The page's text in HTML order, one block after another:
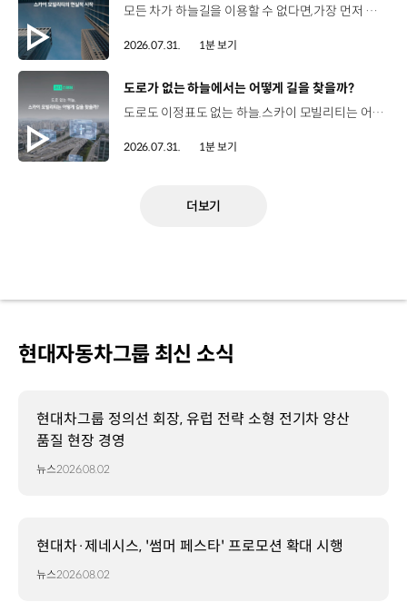
모든 차가 하늘길을 이용할 수 없다면,가장 먼저 하늘을 달리게 될 모빌리티는 무엇일까요? 현대진행형 팟캐스트 EP.20에서 확인하세요.📻 #현대자동차그룹 #현대진행형 #모빌리티팟캐스트 #하늘길 #스카이모빌리티 #우주 #우주항공 #자율주행 #모빌리티
2026.07.31. 1분 보기
[동영상]
도로가 없는 하늘에서는 어떻게 길을 찾을까?
도로도 이정표도 없는 하늘.스카이 모빌리티는 어떻게 목적지까지 이동할 수 있을까요? 현대진행형 팟캐스트 EP.20에서 확인하세요.📻 #현대자동차그룹 #현대진행형 #모빌리티팟캐스트 #하늘길 #스카이모빌리티 #우주 #우주항공 #자율주행 #모빌리티
2026.07.31. 1분 보기
더보기
현대자동차그룹 최신 소식
현대차그룹 정의선 회장, 유럽 전략 소형 전기차 양산
품질 현장 경영
뉴스2026.08.02
현대차·제네시스, '썸머 페스타' 프로모션 확대 시행
뉴스2026.08.02